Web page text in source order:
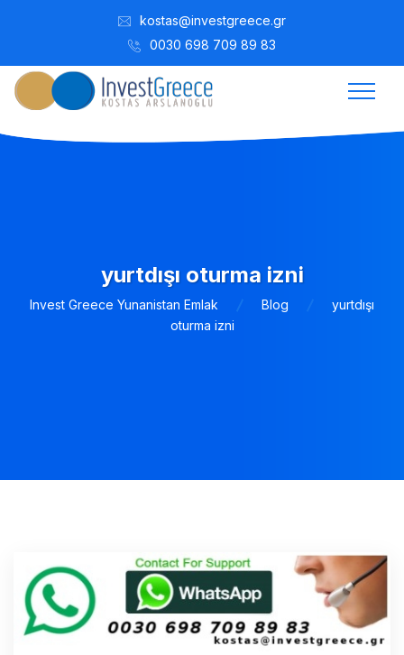
kostas@investgreece.gr
0030 698 709 89 83
yurtdışı oturma izni
Invest Greece Yunanistan Emlak Blog
yurtdışı
oturma izni